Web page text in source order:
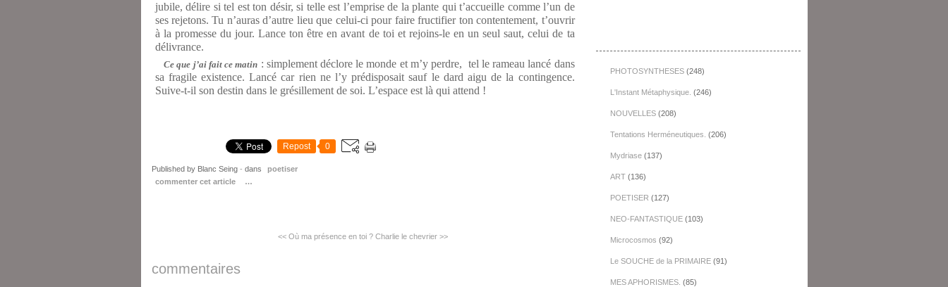
jubile, délire si tel est ton désir, si telle est l’emprise de la plante qui t’accueille comme l’un de
ses rejetons. Tu n’auras d’autre lieu que celui-ci pour faire fructifier ton contentement, t’ouvrir
à la promesse du jour. Lance ton être en avant de toi et rejoins-le en un seul saut, celui de ta
délivrance.
Ce que j’ai fait ce matin : simplement déclore le monde et m’y perdre, tel le rameau lancé dans
sa fragile existence. Lancé car rien ne l’y prédisposait sauf le dard aigu de la contingence.
Suive-t-il son destin dans le grésillement de soi. L’espace est là qui attend !
Repost 0
Published by Blanc Seing - dans
poetiser
commenter cet article
…
<< Où ma présence en toi ? Charlie le chevrier >>
commentaires
PHOTOSYNTHESES(248)
L'Instant Métaphysique. (246)
NOUVELLES(208)
Tentations Herméneutiques. (206)
Mydriase(137)
ART(136)
POETISER (127)
NEO-FANTASTIQUE(103)
Microcosmos (92)
Le SOUCHE de la PRIMAIRE(91)
MES APHORISMES. (85)